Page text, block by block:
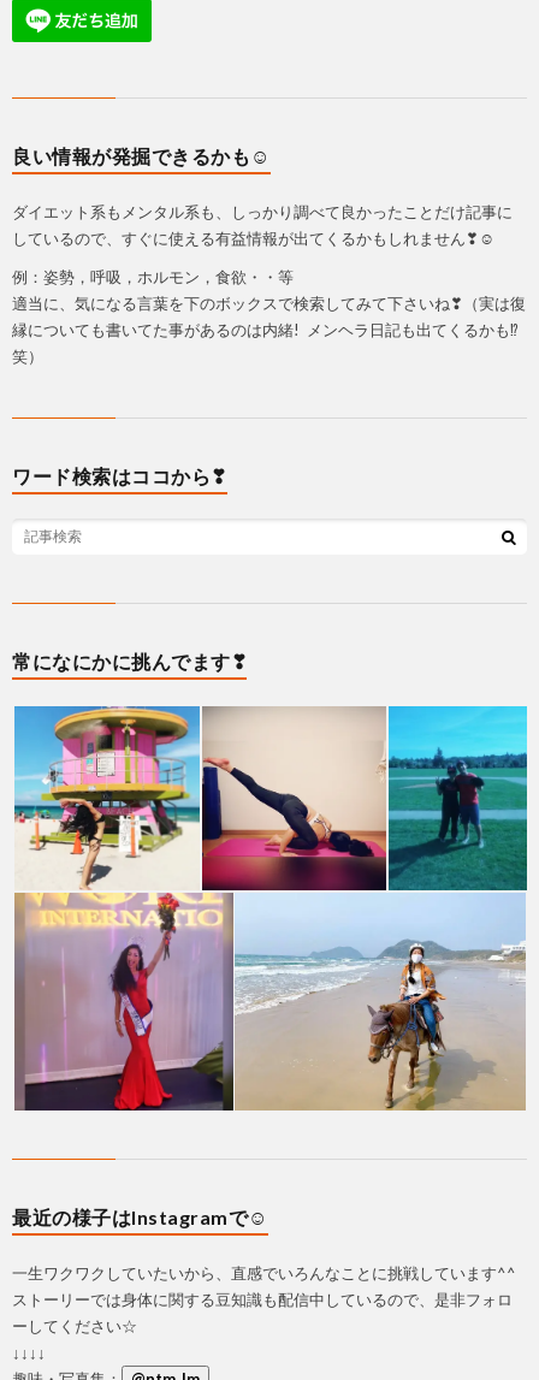
良い情報が発掘できるかも☺
ダイエット系もメンタル系も、しっかり調べて良かったことだけ記事に
しているので、すぐに使える有益情報が出てくるかもしれません❣☺
例：姿勢，呼吸，ホルモン，食欲・・等
適当に、気になる言葉を下のボックスで検索してみて下さいね❣（実は復
縁についても書いてた事があるのは内緒! メンヘラ日記も出てくるかも⁉
笑）
ワード検索はココから❣
常になにかに挑んでます❣
最近の様子はInstagramで☺
一生ワクワクしていたいから、直感でいろんなことに挑戦しています^^
ストーリーでは身体に関する豆知識も配信中しているので、是非フォロ
ーしてください☆
↓↓↓↓